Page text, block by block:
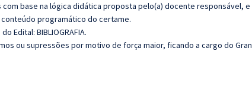
base na lógica didática proposta pelo(a) docente responsável, e
programático do certame.
Edital: BIBLIOGRAFIA.
ou supressões por motivo de força maior, ficando a cargo do Gran